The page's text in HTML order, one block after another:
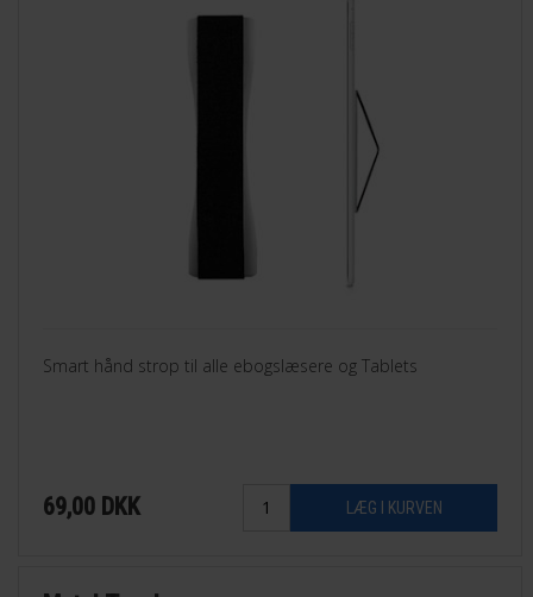
Smart hånd strop til alle ebogslæsere og Tablets
69,00 DKK